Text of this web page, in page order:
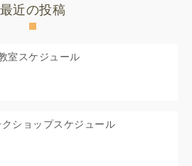
最近の投稿
室スケジュール
ショップスケジュール